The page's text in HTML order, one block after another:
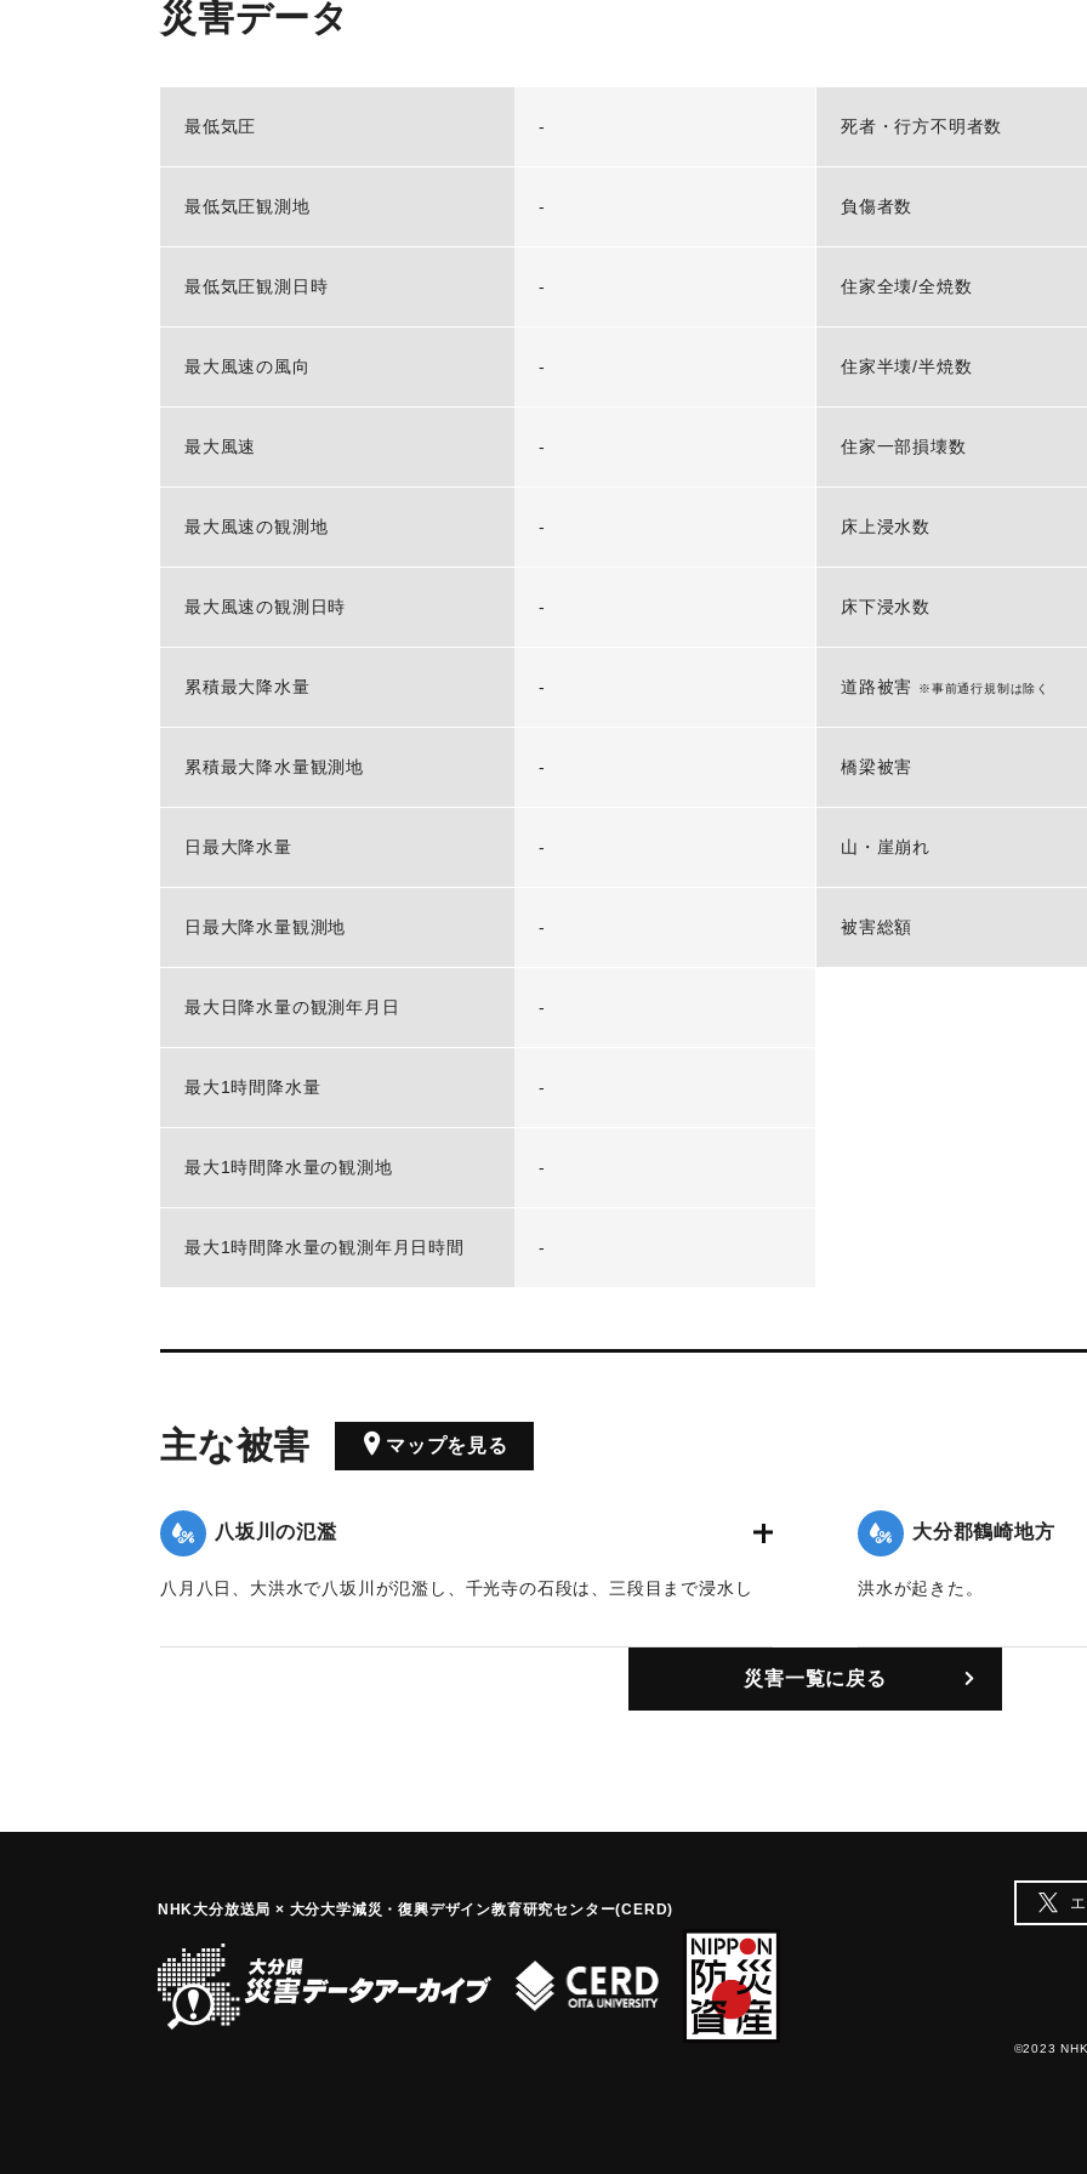
災害データ
最低気圧 -
最低気圧観測地 -
最低気圧観測日時 -
最大風速の風向 -
最大風速 -
最大風速の観測地 -
最大風速の観測日時 -
累積最大降水量 -
累積最大降水量観測地 -
日最大降水量 -
日最大降水量観測地 -
最大日降水量の観測年月日 -
最大1時間降水量 -
最大1時間降水量の観測地 -
最大1時間降水量の観測年月日時間 -
死者・行方不明者数
負傷者数
住家全壊/全焼数
住家半壊/半焼数
住家一部損壊数
床上浸水数
床下浸水数
道路被害 ※事前通行規制は除く
橋梁被害
山・崖崩れ
被害総額
主な被害 マップを見る
八坂川の氾濫
八月八日、大洪水で八坂川が氾濫し、千光寺の石段は、三段目まで浸水し
い。
大分郡鶴崎地方
洪水が起きた。
｜固有コード:00127001
災害一覧に戻る
NHK大分放送局 × 大分大学減災 ・復興デザイン教育研究センター(CERD)
©2023